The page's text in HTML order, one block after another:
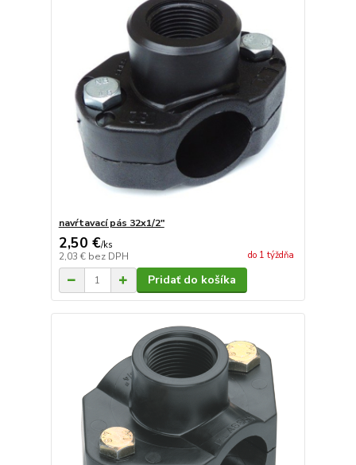
navŕtavací pás 32x1/2"
2,50 €/ks
2,03 € bez DPH do 1 týždňa
Pridať do košíka